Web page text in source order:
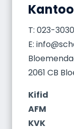
T: 023-
E:
2061 CB
Kifid
AFM
KVK